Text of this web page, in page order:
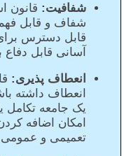
شفافیت: قانون
شفاف و قابل
قابل دسترس
آسانی قابل دفاع
انعطاف پذیری:
انعطاف داشته
یک جامعه تکامل
امکان اضافه
تعمیمی و